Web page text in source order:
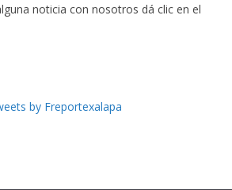
noticia con nosotros dá clic en el
by Freportexalapa